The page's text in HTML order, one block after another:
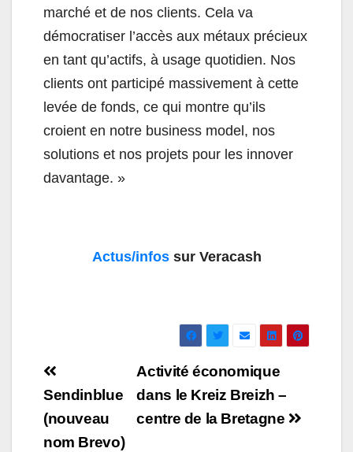
marché et de nos clients. Cela va
démocratiser l’accès aux métaux précieux
en tant qu’actifs, à usage quotidien. Nos
clients ont participé massivement à cette
levée de fonds, ce qui montre qu’ils
croient en notre business model, nos
solutions et nos projets pour les innover
davantage. »
Actus/infossur Veracash
Navigation
de
l’article
Activité économique
dans le Kreiz Breizh –
centre de la Bretagne
Sendinblue
(nouveau
nom Brevo)